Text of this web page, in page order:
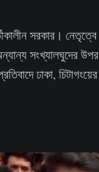
সরকার।
সংখ্যালঘুদের
ঢাকা,